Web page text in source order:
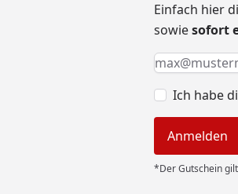
Einfach hier
sowiesofort
Keine
Eingabe
E-Mail *
Ich habe
Anmelden
*Der Gutschein